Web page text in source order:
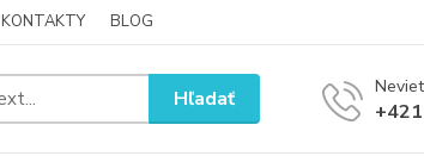
KONTAKTY BLOG
Hľadať